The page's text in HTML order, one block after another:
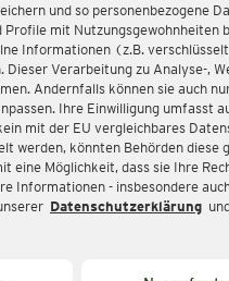
und so personenbezogene
mit Nutzungsgewohnheiten
Informationen (z.B.
Verarbeitung zu Analyse-,
Andernfalls können sie auch
Ihre Einwilligung umfasst
mit der EU vergleichbares
werden, könnten Behörden diese
eine Möglichkeit, dass sie Ihre
Informationen - insbesondere
Datenschutzerklärung